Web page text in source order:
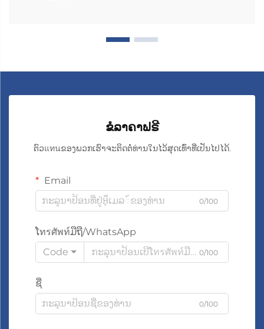
ຂໍລາຄາຟຣີ
ຕົວแทนຂອງພວກເຮົາຈະຕິດຕໍ່ທ່ານໃນໄວ້ສຸດເທົ່າທີ່ເປັນໄປໄດ້.
Email
0/100
ໂทรศัพท์ມືຖື/WhatsApp
Code
0/100
ຊື່
0/100